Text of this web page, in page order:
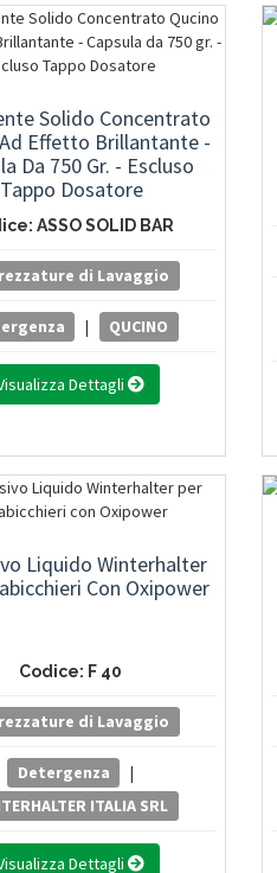
Solido Concentrato
Effetto Brillantante -
Da 750 Gr. - Escluso
Tappo Dosatore
ASSO SOLID BAR
di Lavaggio
| QUCINO
Dettagli
Liquido Winterhalter
Con Oxipower
Codice: F 40
di Lavaggio
Detergenza
|
ITALIA SRL
Dettagli